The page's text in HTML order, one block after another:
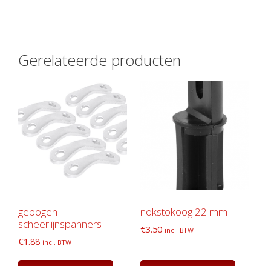
Gerelateerde producten
gebogen
scheerlijnspanners
€1.88 incl. BTW
nokstokoog 22 mm
€3.50 incl. BTW